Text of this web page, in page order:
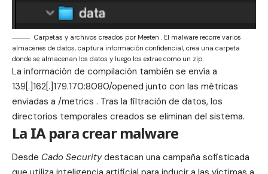
Carpetas y archivos creados por Meeten . El malware recorre varios
almacenes de datos, captura información confidencial, crea una carpeta
donde se almacenan los datos y luego los extrae como un zip.
La información de compilación también se envía a
139[.]162[.]179.170:8080/opened junto con las métricas
enviadas a /metrics . Tras la filtración de datos, los
directorios temporales creados se eliminan del sistema.
La IA para crear malware
Desde Cado Securitydestacan una campaña sofisticada